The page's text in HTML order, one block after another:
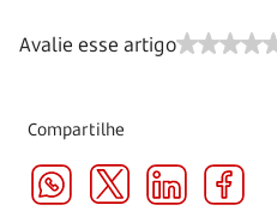
Avalie esse artigo
Compartilhe